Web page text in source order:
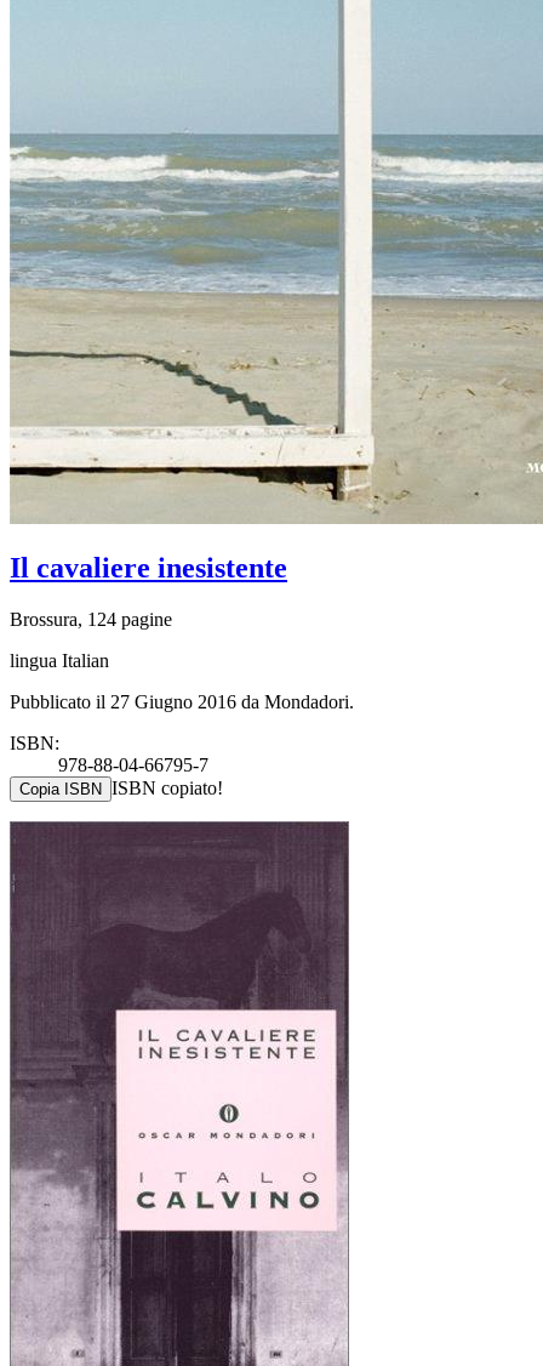
Il cavaliere inesistente
Brossura, 124 pagine
lingua Italian
Pubblicato il 27 Giugno 2016 da Mondadori.
ISBN:
978-88-04-66795-7
Copia ISBN ISBN copiato!